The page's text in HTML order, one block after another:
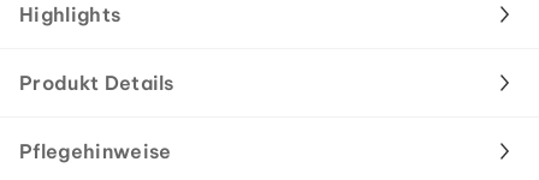
Highlights
Produkt Details
Pflegehinweise